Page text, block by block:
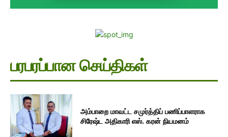
பரபரப்பான செய்திகள்
அம்பாறை மாவட்ட சமுர்த்திப் பணிப்பாளராக
சிரேஷ்ட அதிகாரி எஸ். கரன் நியமனம்